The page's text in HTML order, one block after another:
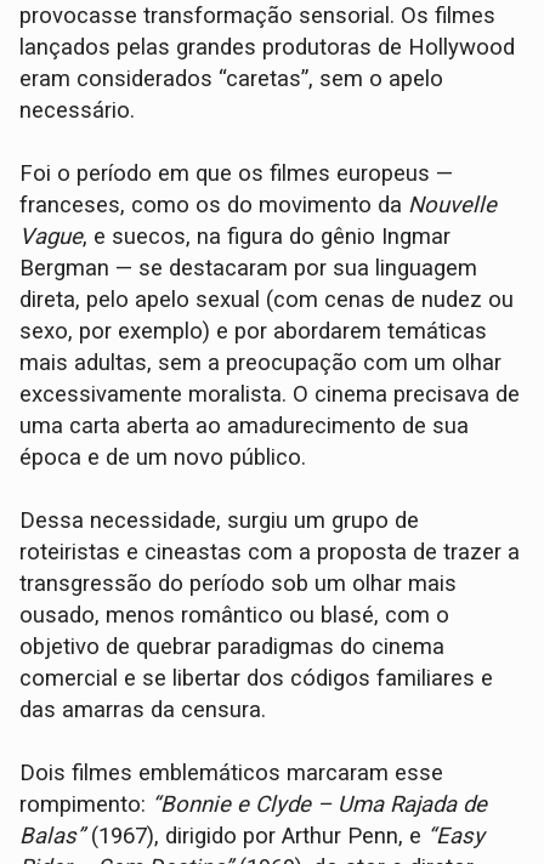
provocasse transformação sensorial. Os filmes
lançados pelas grandes produtoras de Hollywood
eram considerados “caretas”, sem o apelo
necessário.
Foi o período em que os filmes europeus —
franceses, como os do movimento da Nouvelle
Vague, e suecos, na figura do gênio Ingmar
Bergman — se destacaram por sua linguagem
direta, pelo apelo sexual (com cenas de nudez ou
sexo, por exemplo) e por abordarem temáticas
mais adultas, sem a preocupação com um olhar
excessivamente moralista. O cinema precisava de
uma carta aberta ao amadurecimento de sua
época e de um novo público.
Dessa necessidade, surgiu um grupo de
roteiristas e cineastas com a proposta de trazer a
transgressão do período sob um olhar mais
ousado, menos romântico ou blasé, com o
objetivo de quebrar paradigmas do cinema
comercial e se libertar dos códigos familiares e
das amarras da censura.
Dois filmes emblemáticos marcaram esse
rompimento: “Bonnie e Clyde – Uma Rajada de
Balas”(1967), dirigido por Arthur Penn, e “Easy